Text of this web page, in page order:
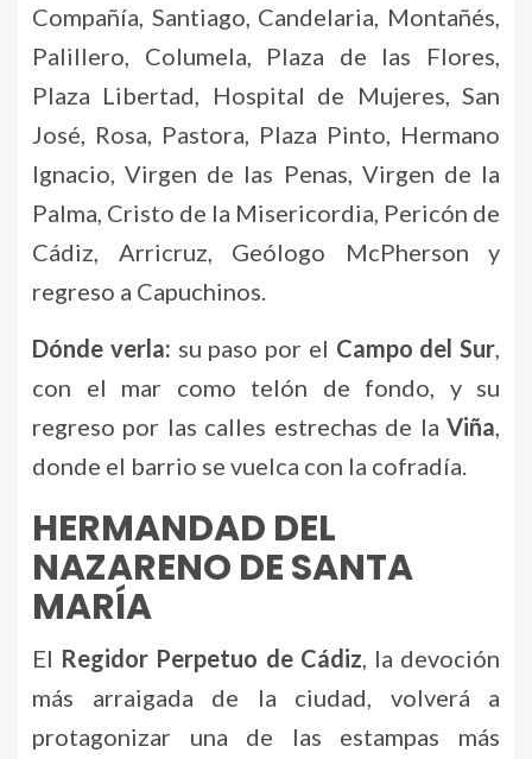
Compañía, Santiago, Candelaria, Montañés,
Palillero, Columela, Plaza de las Flores,
Plaza Libertad, Hospital de Mujeres, San
José, Rosa, Pastora, Plaza Pinto, Hermano
Ignacio, Virgen de las Penas, Virgen de la
Palma, Cristo de la Misericordia, Pericón de
Cádiz, Arricruz, Geólogo McPherson y
regreso a Capuchinos.
Dónde verla: su paso por el Campo del Sur,
con el mar como telón de fondo, y su
regreso por las calles estrechas de la Viña,
donde el barrio se vuelca con la cofradía.
HERMANDAD DEL
NAZARENO DE SANTA
MARÍA
El Regidor Perpetuo de Cádiz, la devoción
más arraigada de la ciudad, volverá a
protagonizar una de las estampas más